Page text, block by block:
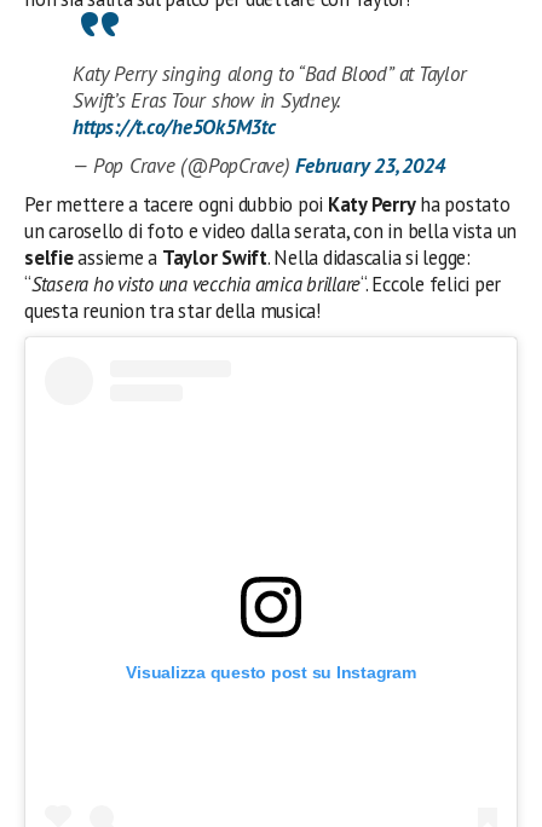
Katy Perry singing along to “Bad Blood” at Taylor
Swift’s Eras Tour show in Sydney.
https://t.co/he5Ok5M3tc
— Pop Crave (@PopCrave)February 23, 2024
Per mettere a tacere ogni dubbio poi Katy Perryha postato
un carosello di foto e video dalla serata, con in bella vista un
selfieassieme a Taylor Swift. Nella didascalia si legge:
“Stasera ho visto una vecchia amica brillare“. Eccole felici per
questa reunion tra star della musica!
Visualizza questo post su Instagram